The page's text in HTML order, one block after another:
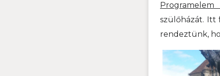
Programelem
szülőházát. Itt
rendeztünk,